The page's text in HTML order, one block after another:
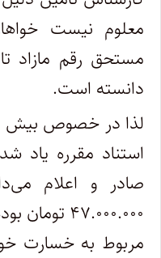
معلوم نیست
دانسته است.
استناد مقرره یاد
صادر و اعلام
مربوط به خسارت